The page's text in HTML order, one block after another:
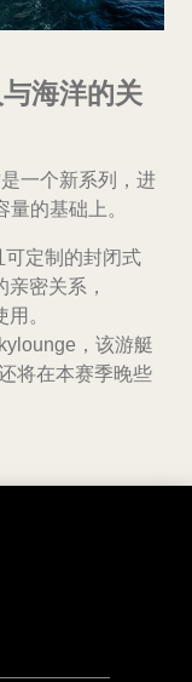
海洋的关
一个新系列，进
的基础上。
可定制的封闭式
密关系，
。
，该游艇
将在本赛季晚些